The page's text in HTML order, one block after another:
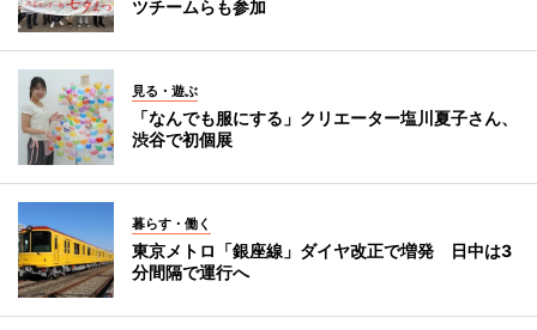
ツチームらも参加
見る・遊ぶ
「なんでも服にする」クリエーター塩川夏子さん、
渋谷で初個展
暮らす・働く
東京メトロ「銀座線」ダイヤ改正で増発 日中は3
分間隔で運行へ